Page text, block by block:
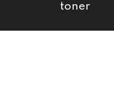
toner